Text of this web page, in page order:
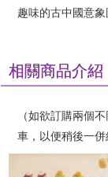
趣味的古中國意象
相關商品介紹
（如欲訂購兩個
車，以便稍後一併